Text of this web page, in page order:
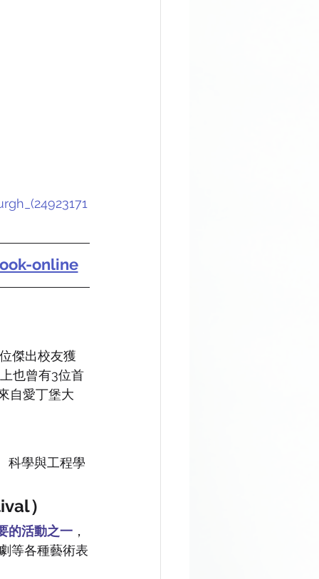
online
傑出校友獲
也曾有3位首
自愛丁堡大
科學與工程學
）
的活動之一 ，
等各種藝術表